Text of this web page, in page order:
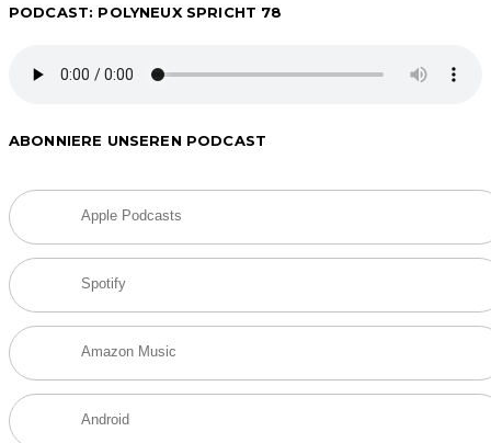
PODCAST: POLYNEUX SPRICHT 78
ABONNIERE UNSEREN PODCAST
Apple Podcasts
Spotify
Amazon Music
Android